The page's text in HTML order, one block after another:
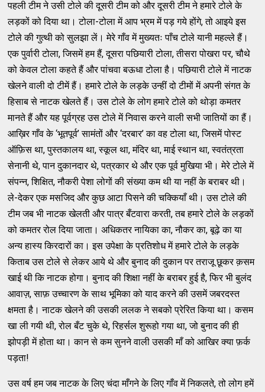
पहली टीम ने उसी टोले की दूसरी टीम को और दूसरी टीम ने हमारे टोले के
लड़कों को दिया था। टोला-टोला में आप भ्रम में पड़ गये होंगे, तो आइये इस
टोले की गुत्थी को सुलझा लें। मेरे गाँव में मुख्यतः पाँच टोले यानी महल्ले हैं।
एक पुर्वारी टोला, जिसमें हम हैं, दूसरा पछियारी टोला, तीसरा पोखरा पर, चौथे
को केवल टोला कहते हैं और पांचवा बऊधा टोला है। पछियारी टोले में नाटक
खेलने वाली दो टीमें हैं। हमारे टोले के लड़के उन्हीं दो टीमों में अपनी संगत के
हिसाब से नाटक खेलते हैं। उस टोले के लोग हमारे टोले को थोड़ा कमतर
मानते हैं और यह पूर्वग्रह उस टोले में निवास करने वाली सभी जातियों का हैं।
आख़िर गाँव के ‘भूतपूर्व’ सामंतों और ‘दरबार’ का वह टोला था, जिसमें पोस्ट
ऑफ़िस था, पुस्तकालय था, स्कूल था, मंदिर था, माई स्थान था, स्वतंत्रता
सेनानी थे, पान दुकानदार थे, पत्रकार थे और एक पूर्व मुखिया भी। मेरे टोले में
संपन्न, शिक्षित, नौकरी पेशा लोगों की संख्या कम थी या नहीं के बराबर थी।
ले-देकर एक मसजिद और कुछ आटा पिसने की चक्कियाँ थी। उस टोले की
टीम जब भी नाटक खेलती और पात्र बँटवारा करती, तब हमारे टोले के लड़कों
को कमतर रोल दिया जाता। अधिकतर नायिका का, नौकर का, बूढ़े का या
अन्य हास्य किरदारों का। इस उपेक्षा के प्रतिशोध में हमारे टोले के लड़के
किताब उस टोले से लेकर आये थे और बुनाद की दुकान पर तराजू छूकर क़सम
खाई थी कि नाटक होगा। बुनाद की शिक्षा नहीं के बराबर हुई है, फिर भी बुलंद
आवाज़, साफ़ उच्चारण के साथ भूमिका को याद करने की उसमें जबरदस्त
क्षमता है। नाटक खेलने की उसकी ललक ने सबको प्रेरित किया था। कसम
खा ली गयी थी, रोल बँट चुके थे, रिहर्सल शुरूहो गया था, जो बुनाद की ही
झोपड़ी में होता था। कान से कम सुनने वाली उसकी माँ को आखिर क्या फ़र्क
पड़ता!
उस वर्ष हम जब नाटक के लिए चंदा माँगने के लिए गाँव में निकलते, तो लोग हमें